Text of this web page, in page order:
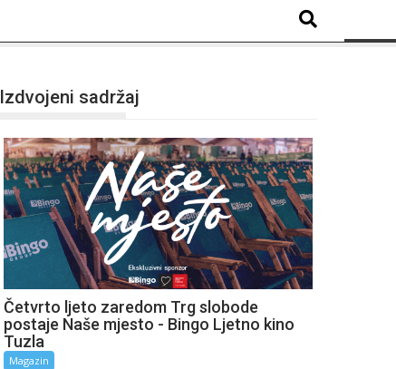
Izdvojeni sadržaj
Četvrto ljeto zaredom Trg slobode
postaje Naše mjesto - Bingo Ljetno kino
Tuzla
Magazin